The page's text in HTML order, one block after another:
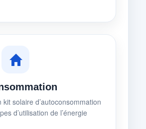
kit solaire d’autoconsommation
d’utilisation de l’énergie